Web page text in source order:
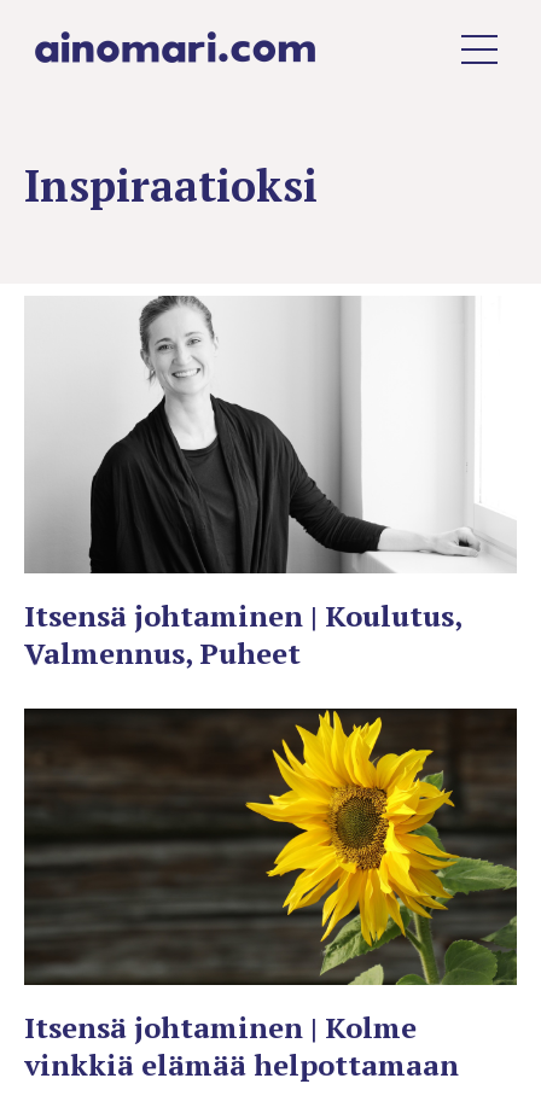
Inspiraatioksi
Itsensä johtaminen | Koulutus,
Valmennus, Puheet
Itsensä johtaminen | Kolme
vinkkiä elämää helpottamaan